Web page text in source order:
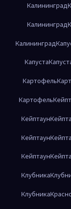
Калининград
Калининград
Калининград
Капуста
Картофель
Картофель
Кейптаун
Кейптаун
Кейптаун
Клубника
Клубника